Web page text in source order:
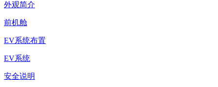
外观简介
前机舱
EV系统布置
EV系统
安全说明